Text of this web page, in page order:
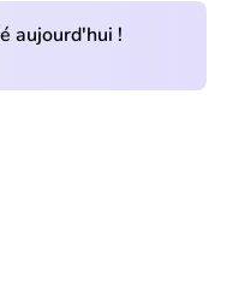
aujourd'hui !